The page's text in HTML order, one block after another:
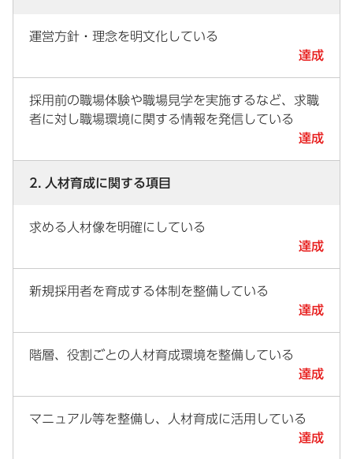
運営方針・理念を明文化している
達成
採用前の職場体験や職場見学を実施するなど、求職
者に対し職場環境に関する情報を発信している
達成
2. 人材育成に関する項目
求める人材像を明確にしている
達成
新規採用者を育成する体制を整備している
達成
階層、役割ごとの人材育成環境を整備している
達成
マニュアル等を整備し、人材育成に活用している
達成